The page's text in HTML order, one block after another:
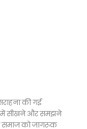
की गई
में सीखने और समझने
ने समाज को जागरूक